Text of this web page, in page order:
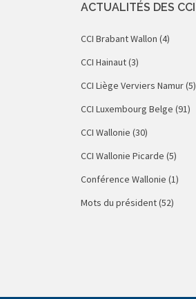
ACTUALITÉS DES CCI
CCI Brabant Wallon (4)
CCI Hainaut(3)
CCI Liège Verviers Namur(5)
CCI Luxembourg Belge (91)
CCI Wallonie (30)
CCI Wallonie Picarde (5)
Conférence Wallonie (1)
Mots du président(52)